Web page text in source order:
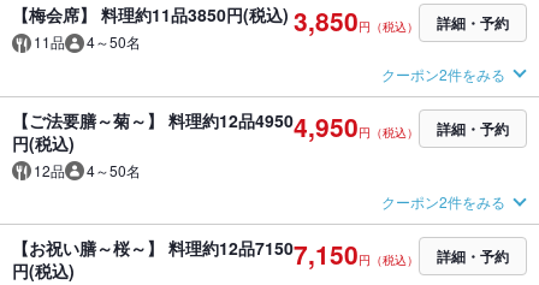
【梅会席】 料理約11品3850円(税込)
11品 4～50名
3,850円（税込） 詳細・予約
クーポン2件をみる
【ご法要膳～菊～】 料理約12品4950
円(税込)
12品 4～50名
4,950円（税込） 詳細・予約
クーポン2件をみる
【お祝い膳～桜～】 料理約12品7150
円(税込)
7,150円（税込） 詳細・予約